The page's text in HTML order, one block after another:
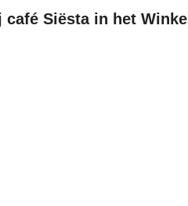
Siësta in het